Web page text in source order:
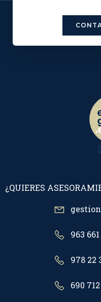
¿QUIERES
963
978 22
690